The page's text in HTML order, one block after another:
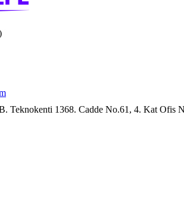
Teknokenti 1368. Cadde No.61, 4. Kat